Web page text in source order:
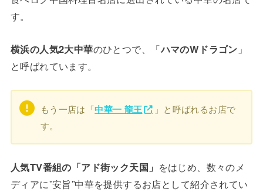
す。
横浜の人気2大中華のひとつで、「ハマのWドラゴン 」
と呼ばれています。
もう一店は「中華一 龍王
」と呼ばれるお店で
す。
人気TV番組の「アド街ック天国」 をはじめ、数々のメ
ディアに”安旨”中華を提供するお店として紹介されてい